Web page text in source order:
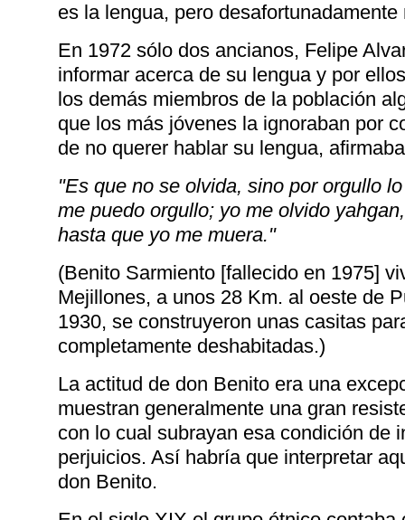
es la lengua, pero
En 1972 sólo dos ancianos, Felipe
informar acerca de su lengua y por
los demás miembros de la población
que los más jóvenes la ignoraban por
de no querer hablar su lengua,
"Es que no se olvida, sino por orgullo
me puedo orgullo; yo me olvido
hasta que yo me muera."
(Benito Sarmiento [fallecido en 1975]
Mejillones, a unos 28 Km. al oeste de
1930, se construyeron unas casitas
completamente deshabitadas.)
La actitud de don Benito era una
muestran generalmente una gran
con lo cual subrayan esa condición de
perjuicios. Así habría que interpretar
don Benito.